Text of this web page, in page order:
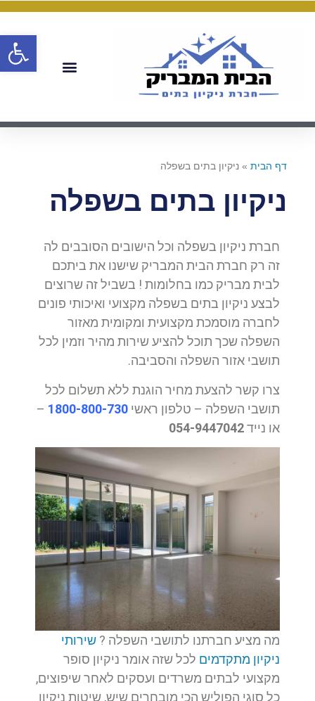
דף הבית » ניקיון בתים בשפלה
ניקיון בתים בשפלה
חברת ניקיון בשפלה וכל הישובים הסובבים לה
זה רק חברת הבית המבריק שישנו את ביתכם
לבית מבריק כמו בחלומות ! בשביל זה שרוצים
לבצע ניקיון בתים בשפלה מקצועי ואיכותי פונים
לחברה מוסמכת מקצועית ומקומית מאזור
השפלה שכך תוכל להציע שירות מהיר וזמין לכל
תושבי אזור השפלה והסביבה.
צרו קשר להצעת מחיר הוגנת ללא תשלום לכל
תושבי השפלה – טלפון ראשי 1800-800-730
–
או נייד054-9447042
מה מציע חברתנו לתושבי השפלה ? שירותי
ניקיון מתקדמים לכל שזה אומר ניקיון סופר
מקצועי לבתים משרדים ועסקים לאחר שיפוצים,
כל סוגי הפוליש הכי מובחרים שיש, שיטות ניקיון